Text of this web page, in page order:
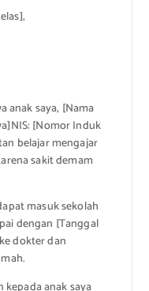
anak saya, [Nama
[Nomor Induk
belajar mengajar
sakit demam
masuk sekolah
dengan [Tanggal
dokter dan